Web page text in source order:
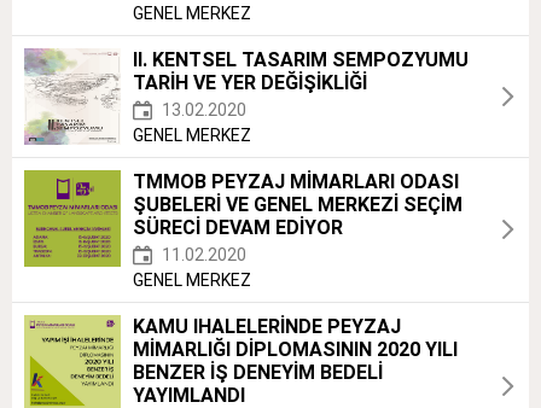
GENEL MERKEZ
II. KENTSEL TASARIM SEMPOZYUMU
TARİH VE YER DEĞİŞİKLİĞİ
13.02.2020
GENEL MERKEZ
TMMOB PEYZAJ MİMARLARI ODASI
ŞUBELERİ VE GENEL MERKEZİ SEÇİM
SÜRECİ DEVAM EDİYOR
11.02.2020
GENEL MERKEZ
KAMU IHALELERİNDE PEYZAJ
MİMARLIĞI DİPLOMASININ 2020 YILI
BENZER İŞ DENEYİM BEDELİ
YAYIMLANDI